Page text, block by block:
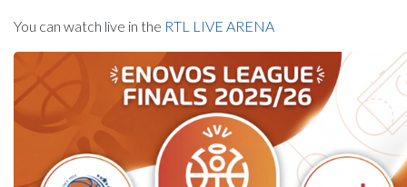
You can watch live in the RTL LIVE ARENA